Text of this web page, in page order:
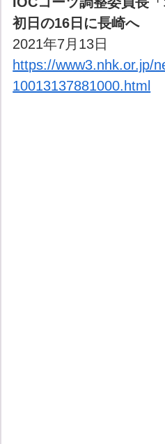
初日の16日に長崎へ
2021年7月13日
https://www3.nhk.or.jp/
10013137881000.html